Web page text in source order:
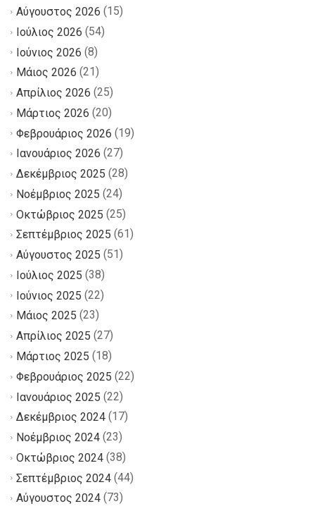
Αύγουστος 2026 (15)
Ιούλιος 2026 (54)
Ιούνιος 2026 (8)
Μάιος 2026 (21)
Απρίλιος 2026 (25)
Μάρτιος 2026 (20)
Φεβρουάριος 2026 (19)
Ιανουάριος 2026 (27)
Δεκέμβριος 2025 (28)
Νοέμβριος 2025 (24)
Οκτώβριος 2025 (25)
Σεπτέμβριος 2025 (61)
Αύγουστος 2025 (51)
Ιούλιος 2025 (38)
Ιούνιος 2025 (22)
Μάιος 2025 (23)
Απρίλιος 2025 (27)
Μάρτιος 2025 (18)
Φεβρουάριος 2025 (22)
Ιανουάριος 2025 (22)
Δεκέμβριος 2024 (17)
Νοέμβριος 2024 (23)
Οκτώβριος 2024 (38)
Σεπτέμβριος 2024 (44)
Αύγουστος 2024 (73)